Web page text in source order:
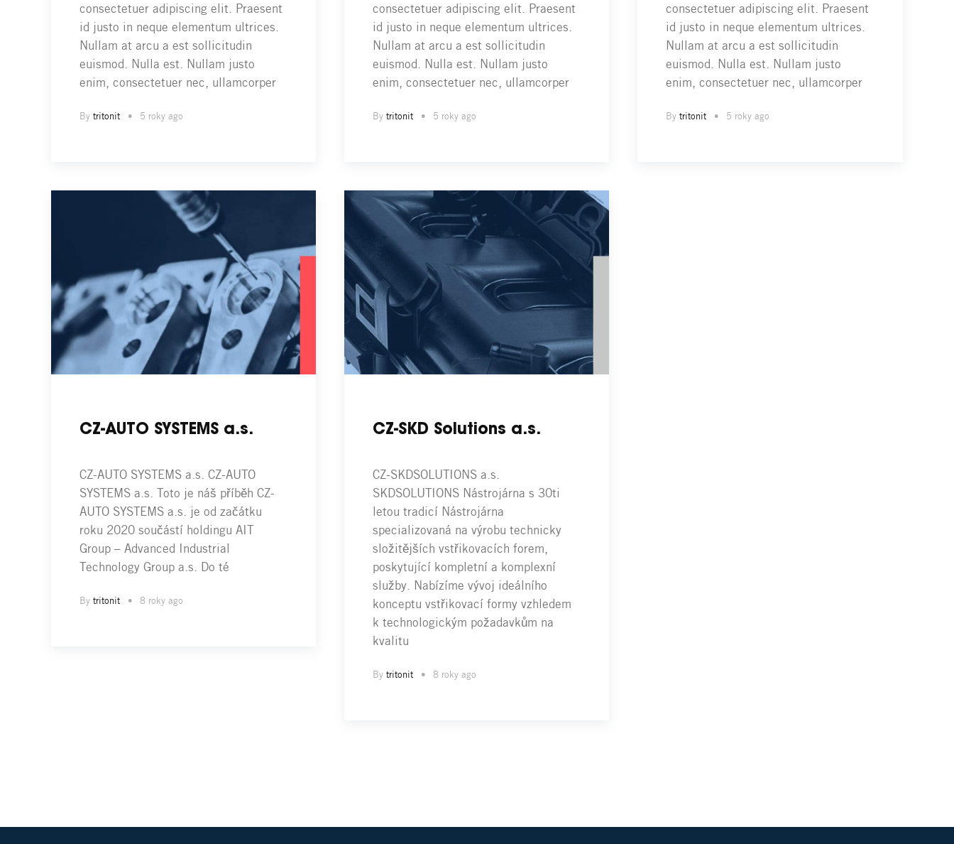
consectetuer adipiscing elit. Praesent
id justo in neque elementum ultrices.
Nullam at arcu a est sollicitudin
euismod. Nulla est. Nullam justo
enim, consectetuer nec, ullamcorper
By tritonit 5 roky ago
consectetuer adipiscing elit. Praesent
id justo in neque elementum ultrices.
Nullam at arcu a est sollicitudin
euismod. Nulla est. Nullam justo
enim, consectetuer nec, ullamcorper
Bytritonit 5 roky ago
consectetuer adipiscing elit. Praesent
id justo in neque elementum ultrices.
Nullam at arcu a est sollicitudin
euismod. Nulla est. Nullam justo
enim, consectetuer nec, ullamcorper
Bytritonit 5 roky ago
CZ-AUTO SYSTEMS a.s.
CZ-AUTO SYSTEMS a.s. CZ-AUTO
SYSTEMS a.s. Toto je náš příběh CZ-
AUTO SYSTEMS a.s. je od začátku
roku 2020 součástí holdingu AIT
Group – Advanced Industrial
Technology Group a.s. Do té
By tritonit 8 roky ago
CZ-SKD Solutions a.s.
CZ-SKDSOLUTIONS a.s.
SKDSOLUTIONS Nástrojárna s 30ti
letou tradicí Nástrojárna
specializovaná na výrobu technicky
složitějších vstřikovacích forem,
poskytující kompletní a komplexní
služby. Nabízíme vývoj ideálního
konceptu vstřikovací formy vzhledem
k technologickým požadavkům na
kvalitu
Bytritonit 8 roky ago